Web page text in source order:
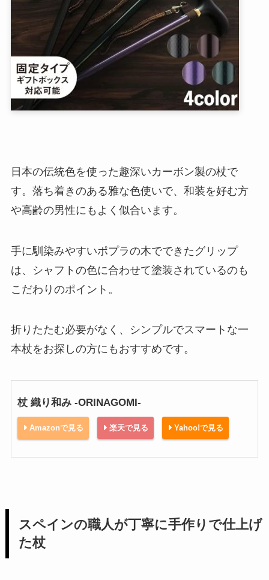
日本の伝統色を使った趣深いカーボン製の杖で
す。落ち着きのある雅な色使いで、和装を好む方
や高齢の男性にもよく似合います。
手に馴染みやすいポプラの木でできたグリップ
は、シャフトの色に合わせて塗装されているのも
こだわりのポイント。
折りたたむ必要がなく、シンプルでスマートな一
本杖をお探しの方にもおすすめです。
杖 織り和み -ORINAGOMI-
Amazonで見る 楽天で見る Yahoo!で見る
スペインの職人が丁寧に手作りで仕上げ
た杖